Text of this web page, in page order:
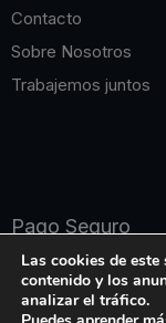
o
r
m
r
Contacto
Sobre Nosotros
Trabajemos juntos
Pago Seguro
Las cookies de
contenido y los
analizar el tráfico.